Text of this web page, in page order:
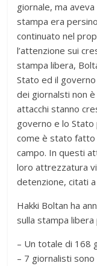
giornale, ma
stampa era
continuato nel
l’attenzione sui
stampa libera,
Stato ed il
dei giornalsti non
attacchi stanno
governo e lo Stato
come è stato fatto
campo. In questi
loro attrezzatura
detenzione, citati
Hakki Boltan ha
sulla stampa
– Un totale di 168
– 7 giornalisti